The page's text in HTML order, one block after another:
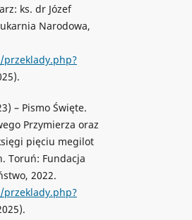
ks. dr Józef
Narodowa,
– Pismo Święte.
Przymierza oraz
pięciu megilot
Toruń: Fundacja
2022.